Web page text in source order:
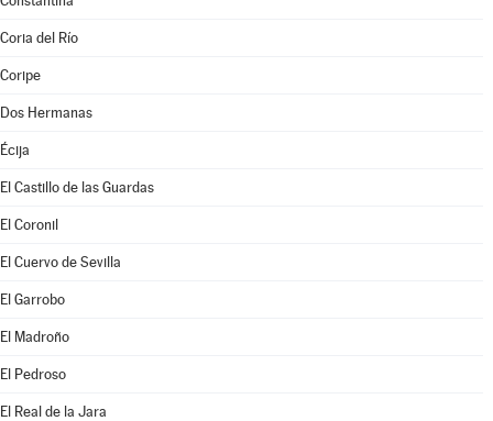
Coria del Río
Coripe
Dos Hermanas
Écija
El Castillo de las Guardas
El Coronil
El Cuervo de Sevilla
El Garrobo
El Madroño
El Pedroso
El Real de la Jara